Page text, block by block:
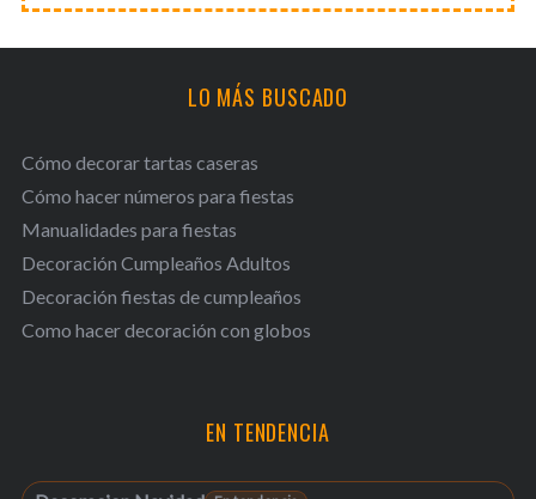
LO MÁS BUSCADO
Cómo decorar tartas caseras
Cómo hacer números para fiestas
Manualidades para fiestas
Decoración Cumpleaños Adultos
Decoración fiestas de cumpleaños
Como hacer decoración con globos
EN TENDENCIA